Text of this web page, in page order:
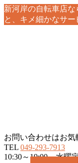
新河岸の自転車店
と、キメ細かなサー
お問い合わせはお気
TEL 049-293-7913
10:30～19:00 水曜